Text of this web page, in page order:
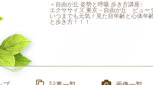
＜自由が丘 姿勢と呼吸 歩き方講座〉
エクササイズ 東京－自由が丘 ビュー
いつまでも元気！見た目年齢と心体年
と歩き方！！！